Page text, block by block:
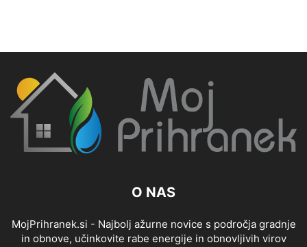
O NAS
MojPrihranek.si - Najbolj ažurne novice s področja gradnje
in obnove, učinkovite rabe energije in obnovljivih virov